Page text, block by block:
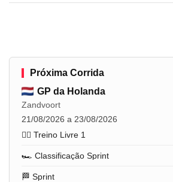
Próxima Corrida
GP da Holanda
Zandvoort
21/08/2026 a 23/08/2026
🏋️‍♂️ Treino Livre 1
🏎️ Classificação Sprint
🏁 Sprint